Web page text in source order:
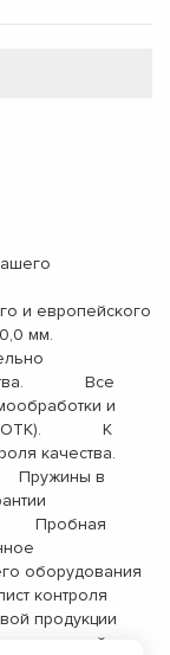
и европейского
до 30,0 мм.
Все
и
(ОТК). К
качества.
в
Пробная
оборудования
контроля
продукции